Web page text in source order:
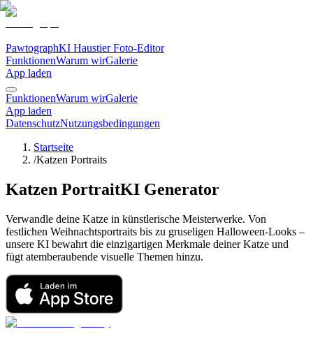
PawtographKI Haustier Foto-Editor
FunktionenWarum wirGalerie
App laden
FunktionenWarum wirGalerie
App laden
DatenschutzNutzungsbedingungen
Startseite
/Katzen Portraits
Katzen PortraitKI Generator
Verwandle deine Katze in künstlerische Meisterwerke. Von
festlichen Weihnachtsportraits bis zu gruseligen Halloween-Looks –
unsere KI bewahrt die einzigartigen Merkmale deiner Katze und
fügt atemberaubende visuelle Themen hinzu.